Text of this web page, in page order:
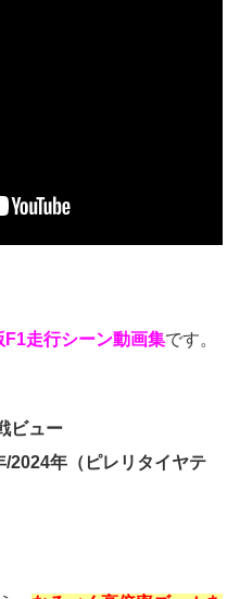
走行シーン動画集です。
ビュー
/2024年（ピレリタイヤテ